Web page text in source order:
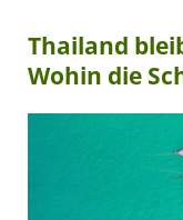
Thailand
Wohin die